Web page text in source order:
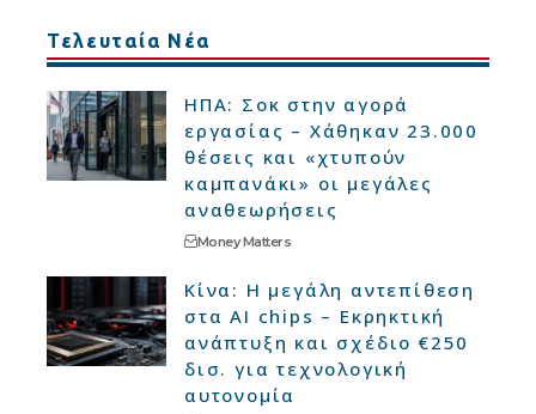
Τελευταία Νέα
ΗΠΑ: Σοκ στην αγορά
εργασίας – Χάθηκαν 23.000
θέσεις και «χτυπούν
καμπανάκι» οι μεγάλες
αναθεωρήσεις
Money Matters
Κίνα: Η μεγάλη αντεπίθεση
στα AI chips – Εκρηκτική
ανάπτυξη και σχέδιο €250
δισ. για τεχνολογική
αυτονομία